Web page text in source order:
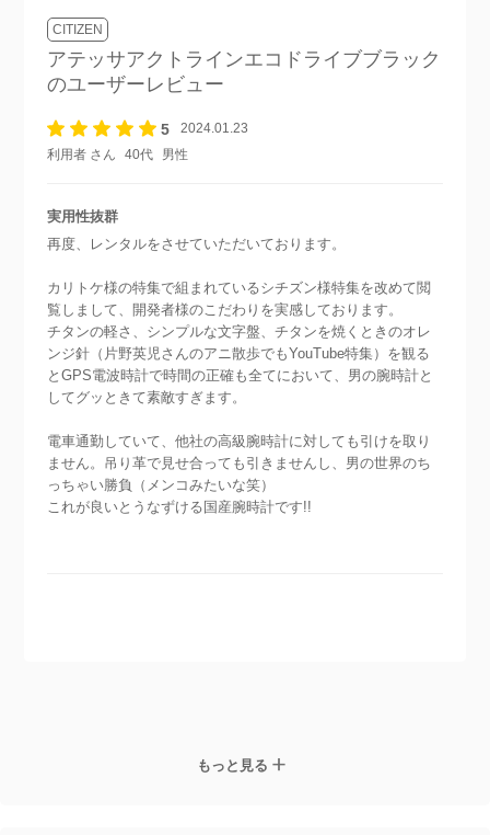
CITIZEN
アテッサアクトラインエコドライブブラック
のユーザーレビュー
5
2024.01.23
利用者 さん
40代 男性
実用性抜群
再度、レンタルをさせていただいております。
カリトケ様の特集で組まれているシチズン様特集を改めて閲
覧しまして、開発者様のこだわりを実感しております。
チタンの軽さ、シンプルな文字盤、チタンを焼くときのオレ
ンジ針（片野英児さんのアニ散歩でもYouTube特集）を観る
とGPS電波時計で時間の正確も全てにおいて、男の腕時計と
してグッときて素敵すぎます。
電車通勤していて、他社の高級腕時計に対しても引けを取り
ません。吊り革で見せ合っても引きませんし、男の世界のち
っちゃい勝負（メンコみたいな笑）
これが良いとうなずける国産腕時計です!!
もっと見る